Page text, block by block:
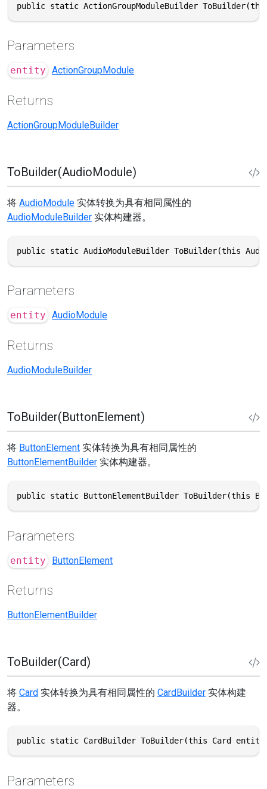
public static ActionGroupModuleBuilder
Parameters
entity ActionGroupModule
Returns
ActionGroupModuleBuilder
ToBuilder(AudioModule)
将 AudioModule 实体转换为具有相同属性的
AudioModuleBuilder 实体构建器。
public static AudioModuleBuilder ToBuilder(this
Parameters
entity AudioModule
Returns
AudioModuleBuilder
ToBuilder(ButtonElement)
将 ButtonElement 实体转换为具有相同属性的
ButtonElementBuilder 实体构建器。
public static ButtonElementBuilder ToBuilder(this
Parameters
entity ButtonElement
Returns
ButtonElementBuilder
ToBuilder(Card)
将 Card 实体转换为具有相同属性的 CardBuilder 实体构建
器。
public static CardBuilder ToBuilder(this Card
Parameters